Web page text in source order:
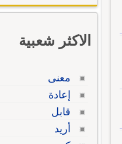
الاكثر شعبية
معنى
إعادة
قابل
أريد